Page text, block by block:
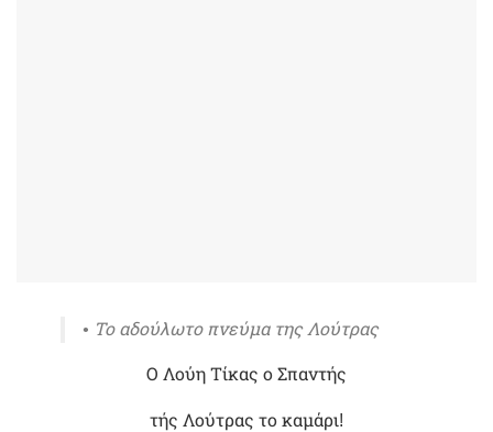
• Το αδούλωτο πνεύμα της Λούτρας
Ο Λούη Τίκας ο Σπαντής
τής Λούτρας το καμάρι!